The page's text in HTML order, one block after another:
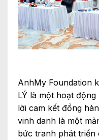
AnhMy Foundation
LÝ là một hoạt
lời cam kết đồng
vinh danh là một
bức tranh phát triển